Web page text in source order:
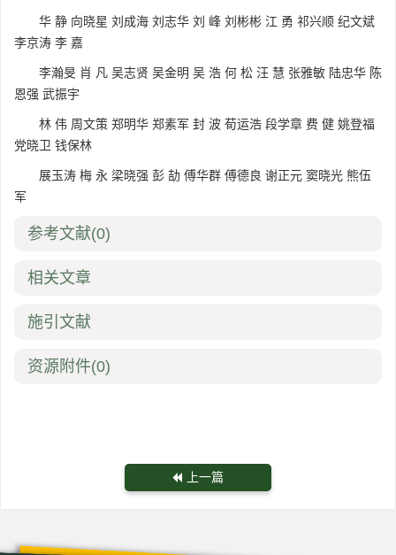
华 静 向晓星 刘成海 刘志华 刘 峰 刘彬彬 江 勇 祁兴顺 纪文斌
李京涛 李 嘉
李瀚旻 肖 凡 吴志贤 吴金明 吴 浩 何 松 汪 慧 张雅敏 陆忠华 陈
恩强 武振宇
林 伟 周文策 郑明华 郑素军 封 波 荀运浩 段学章 费 健 姚登福
党晓卫 钱保林
展玉涛 梅 永 梁晓强 彭 劼 傅华群 傅德良 谢正元 窦晓光 熊伍
军
参考文献(0)
相关文章
施引文献
资源附件(0)
上一篇